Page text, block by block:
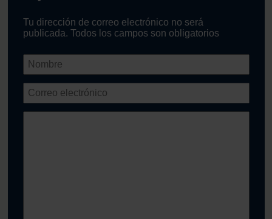
Tu dirección de correo electrónico no será
publicada. Todos los campos son obligatorios